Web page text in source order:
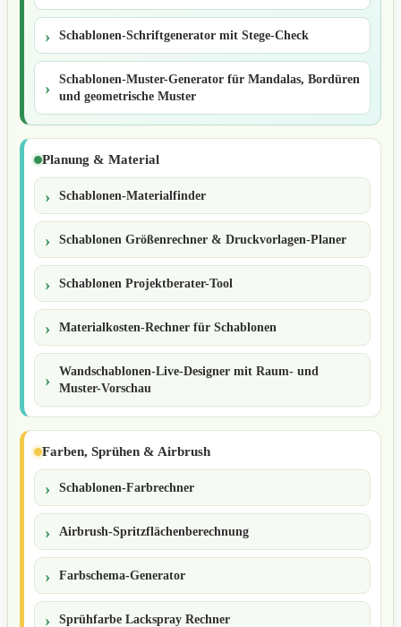
Schablonen-Schriftgenerator mit Stege-Check
Schablonen-Muster-Generator für Mandalas, Bordüren
und geometrische Muster
Planung & Material
Schablonen-Materialfinder
Schablonen Größenrechner & Druckvorlagen-Planer
Schablonen Projektberater-Tool
Materialkosten-Rechner für Schablonen
Wandschablonen-Live-Designer mit Raum- und
Muster-Vorschau
Farben, Sprühen & Airbrush
Schablonen-Farbrechner
Airbrush-Spritzflächenberechnung
Farbschema-Generator
Sprühfarbe Lackspray Rechner